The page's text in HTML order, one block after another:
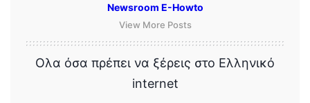
Newsroom E-Howto
View More Posts
Ολα όσα πρέπει να ξέρεις στο Ελληνικό
internet